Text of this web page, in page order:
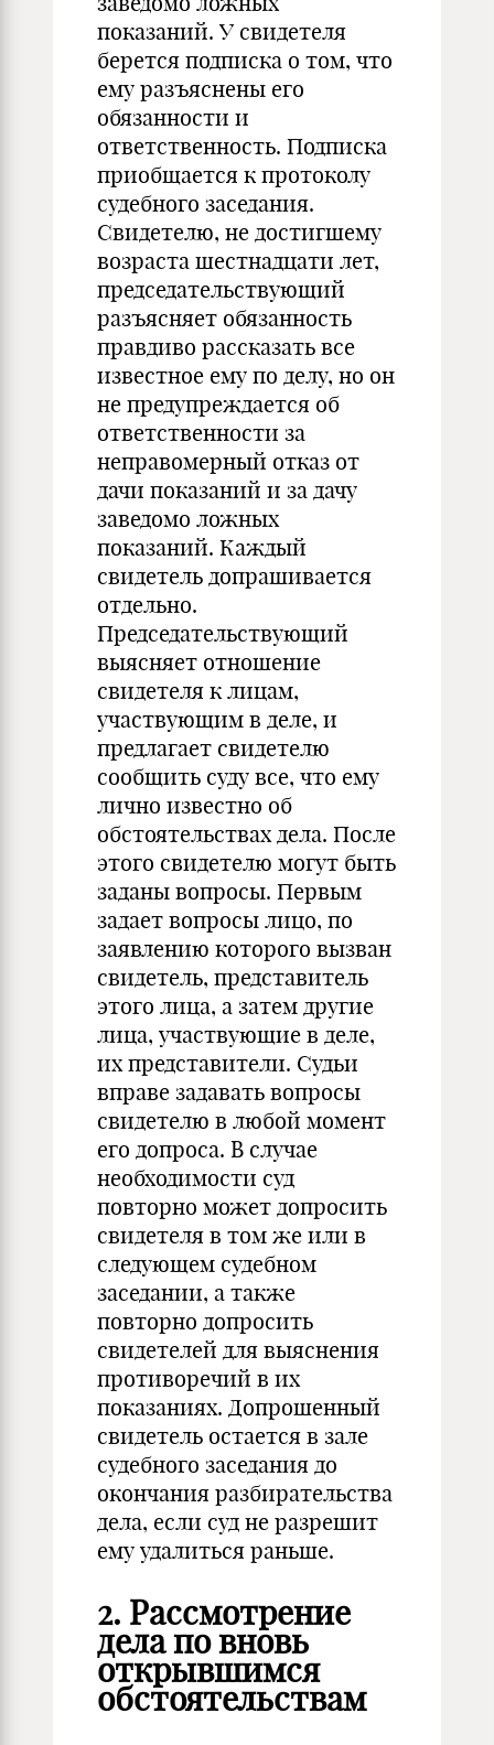
показаний. У свидетеля
берется подписка о том, что
ему разъяснены его
обязанности и
ответственность. Подписка
приобщается к протоколу
судебного заседания.
Свидетелю, не достигшему
возраста шестнадцати лет,
председательствующий
разъясняет обязанность
правдиво рассказать все
известное ему по делу, но он
не предупреждается об
ответственности за
неправомерный отказ от
дачи показаний и за дачу
заведомо ложных
показаний. Каждый
свидетель допрашивается
отдельно.
Председательствующий
выясняет отношение
свидетеля к лицам,
участвующим в деле, и
предлагает свидетелю
сообщить суду все, что ему
лично известно об
обстоятельствах дела. После
этого свидетелю могут быть
заданы вопросы. Первым
задает вопросы лицо, по
заявлению которого вызван
свидетель, представитель
этого лица, а затем другие
лица, участвующие в деле,
их представители. Судьи
вправе задавать вопросы
свидетелю в любой момент
его допроса. В случае
необходимости суд
повторно может допросить
свидетеля в том же или в
следующем судебном
заседании, а также
повторно допросить
свидетелей для выяснения
противоречий в их
показаниях. Допрошенный
свидетель остается в зале
судебного заседания до
окончания разбирательства
дела, если суд не разрешит
ему удалиться раньше.
2. Рассмотрение
дела по вновь
открывшимся
обстоятельствам